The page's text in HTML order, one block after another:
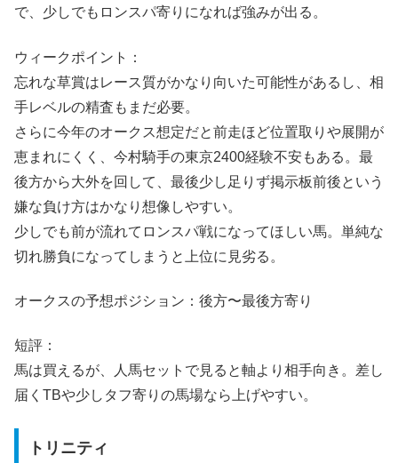
で、少しでもロンスパ寄りになれば強みが出る。
ウィークポイント：
忘れな草賞はレース質がかなり向いた可能性があるし、相
手レベルの精査もまだ必要。
さらに今年のオークス想定だと前走ほど位置取りや展開が
恵まれにくく、今村騎手の東京2400経験不安もある。最
後方から大外を回して、最後少し足りず掲示板前後という
嫌な負け方はかなり想像しやすい。
少しでも前が流れてロンスパ戦になってほしい馬。単純な
切れ勝負になってしまうと上位に見劣る。
オークスの予想ポジション：後方〜最後方寄り
短評：
馬は買えるが、人馬セットで見ると軸より相手向き。差し
届くTBや少しタフ寄りの馬場なら上げやすい。
トリニティ